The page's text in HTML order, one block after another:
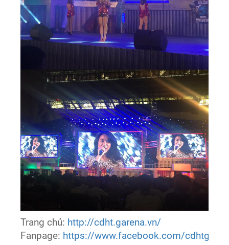
Trang chủ: http://cdht.garena.vn/
Fanpage: https://www.facebook.com/